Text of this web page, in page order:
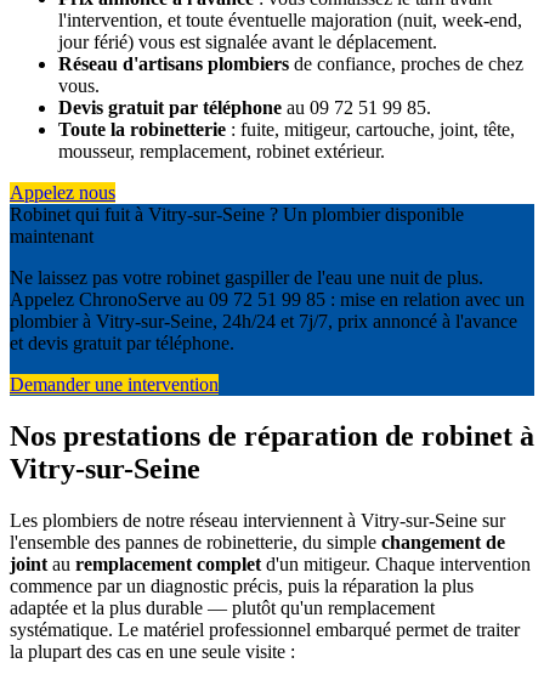
l'intervention, et toute éventuelle majoration (nuit, week-end,
jour férié) vous est signalée avant le déplacement.
Réseau d'artisans plombiers de confiance, proches de chez
vous.
Devis gratuit par téléphone au 09 72 51 99 85.
Toute la robinetterie : fuite, mitigeur, cartouche, joint, tête,
mousseur, remplacement, robinet extérieur.
Appelez nous
Robinet qui fuit à Vitry-sur-Seine ? Un plombier disponible
maintenant
Ne laissez pas votre robinet gaspiller de l'eau une nuit de plus.
Appelez ChronoServe au 09 72 51 99 85 : mise en relation avec un
plombier à Vitry-sur-Seine, 24h/24 et 7j/7, prix annoncé à l'avance
et devis gratuit par téléphone.
Demander une intervention
Nos prestations de réparation de robinet à
Vitry-sur-Seine
Les plombiers de notre réseau interviennent à Vitry-sur-Seine sur
l'ensemble des pannes de robinetterie, du simple changement de
joint au remplacement complet d'un mitigeur. Chaque intervention
commence par un diagnostic précis, puis la réparation la plus
adaptée et la plus durable — plutôt qu'un remplacement
systématique. Le matériel professionnel embarqué permet de traiter
la plupart des cas en une seule visite :